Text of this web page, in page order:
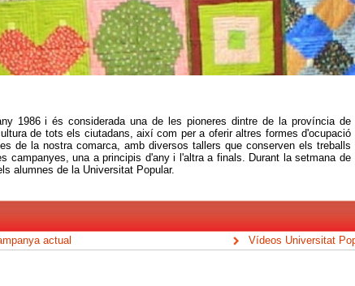
1986 i és considerada una de les pioneres dintre de la província de
de tots els ciutadans, així com per a oferir altres formes d'ocupació
de la nostra comarca, amb diversos tallers que conserven els treballs
campanyes, una a principis d'any i l'altra a finals. Durant la setmana de
alumnes de la Universitat Popular.
actual Vídeos Universitat